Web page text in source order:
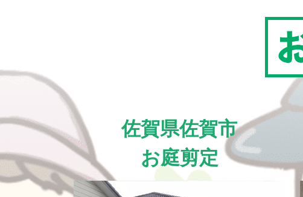
佐賀県佐賀市
お庭剪定